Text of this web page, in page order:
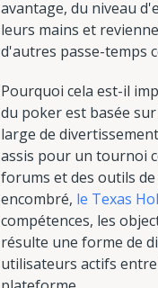
avantage, du niveau
leurs mains et
d'autres passe-temps
Pourquoi cela est-il
du poker est basée
large de
assis pour un tournoi
forums et des outils
encombré, le Texas
compétences, les
résulte une forme de
utilisateurs actifs